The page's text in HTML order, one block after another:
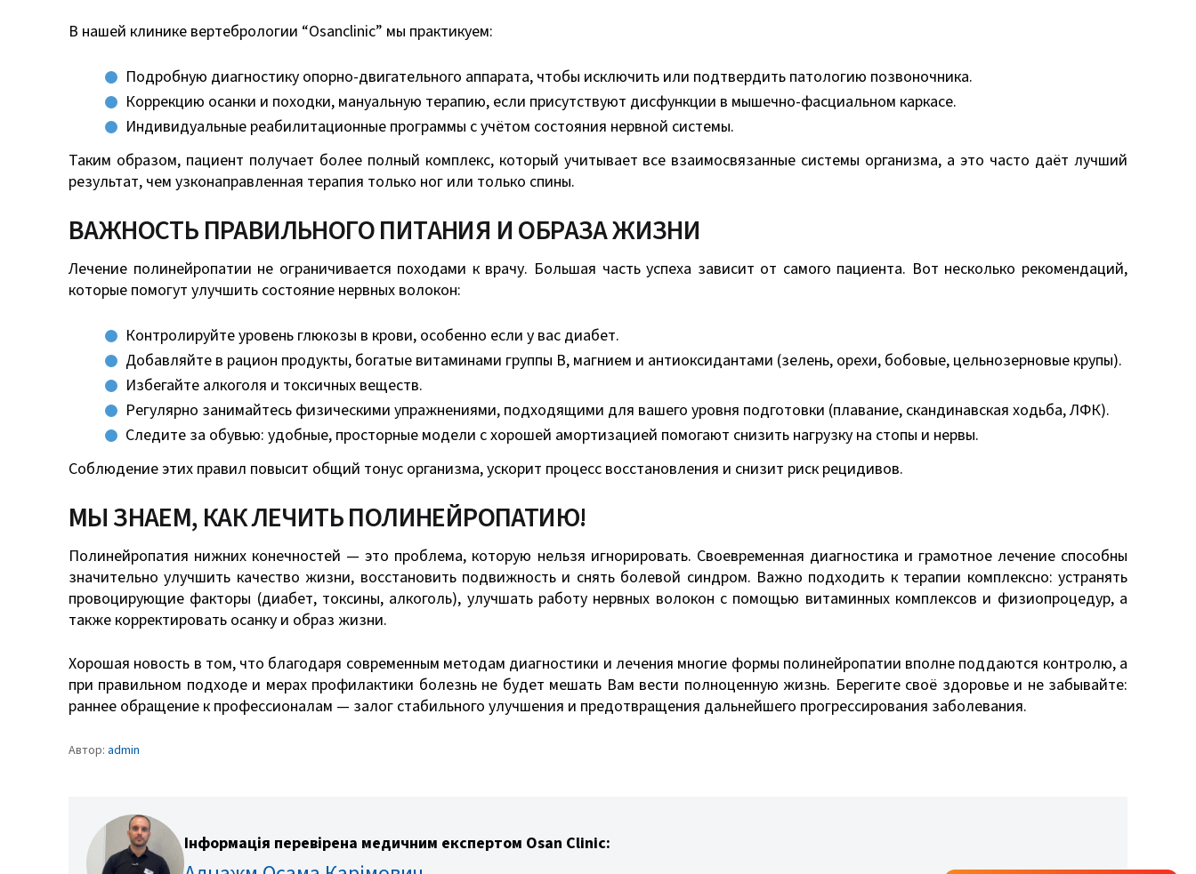
В нашей клинике вертебрологии “Osanclinic” мы практикуем:
Подробную диагностику опорно-двигательного аппарата, чтобы исключить или подтвердить патологию позвоночника.
Коррекцию осанки и походки, мануальную терапию, если присутствуют дисфункции в мышечно-фасциальном каркасе.
Индивидуальные реабилитационные программы с учётом состояния нервной системы.
Таким образом, пациент получает более полный комплекс, который учитывает все взаимосвязанные системы организма, а это часто даёт лучший
результат, чем узконаправленная терапия только ног или только спины.
ВАЖНОСТЬ ПРАВИЛЬНОГО ПИТАНИЯ И ОБРАЗА ЖИЗНИ
Лечение полинейропатии не ограничивается походами к врачу. Большая часть успеха зависит от самого пациента. Вот несколько рекомендаций,
которые помогут улучшить состояние нервных волокон:
Контролируйте уровень глюкозы в крови, особенно если у вас диабет.
Добавляйте в рацион продукты, богатые витаминами группы B, магнием и антиоксидантами (зелень, орехи, бобовые, цельнозерновые крупы).
Избегайте алкоголя и токсичных веществ.
Регулярно занимайтесь физическими упражнениями, подходящими для вашего уровня подготовки (плавание, скандинавская ходьба, ЛФК).
Следите за обувью: удобные, просторные модели с хорошей амортизацией помогают снизить нагрузку на стопы и нервы.
Соблюдение этих правил повысит общий тонус организма, ускорит процесс восстановления и снизит риск рецидивов.
МЫ ЗНАЕМ, КАК ЛЕЧИТЬ ПОЛИНЕЙРОПАТИЮ!
Полинейропатия нижних конечностей — это проблема, которую нельзя игнорировать. Своевременная диагностика и грамотное лечение способны
значительно улучшить качество жизни, восстановить подвижность и снять болевой синдром. Важно подходить к терапии комплексно: устранять
провоцирующие факторы (диабет, токсины, алкоголь), улучшать работу нервных волокон с помощью витаминных комплексов и физиопроцедур, а
также корректировать осанку и образ жизни.
Хорошая новость в том, что благодаря современным методам диагностики и лечения многие формы полинейропатии вполне поддаются контролю, а
при правильном подходе и мерах профилактики болезнь не будет мешать Вам вести полноценную жизнь. Берегите своё здоровье и не забывайте:
раннее обращение к профессионалам — залог стабильного улучшения и предотвращения дальнейшего прогрессирования заболевания.
Автор: admin
Інформація перевірена медичним експертом Osan Clinic: